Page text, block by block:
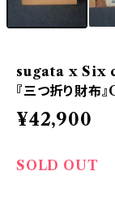
sugata x Six
『三つ折り財布』
¥42,900
SOLD OUT